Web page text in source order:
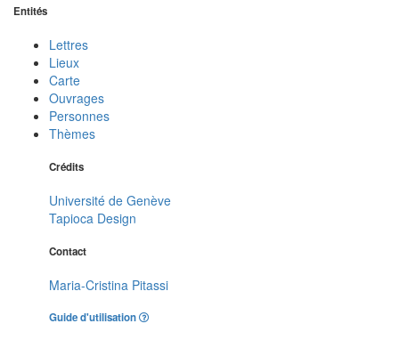
Entités
Lettres
Lieux
Carte
Ouvrages
Personnes
Thèmes
Crédits
Université de Genève
Tapioca Design
Contact
Maria-Cristina Pitassi
Guide d'utilisation